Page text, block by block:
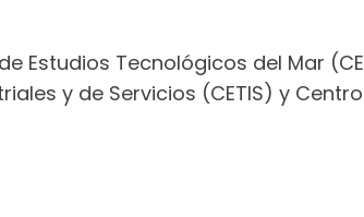
Tecnológicos del Mar
y de Servicios (CETIS) y